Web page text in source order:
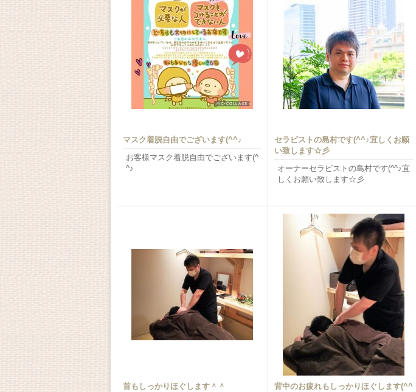
マスク着脱自由でございます(^^♪
お客様マスク着脱自由でございます(^
^♪
セラピストの島村です(^^♪宜しくお願
い致します☆彡
オーナーセラピストの島村です(^^♪宜
しくお願い致します☆彡
首もしっかりほぐします＾＾
背中のお疲れもしっかりほぐします(^^